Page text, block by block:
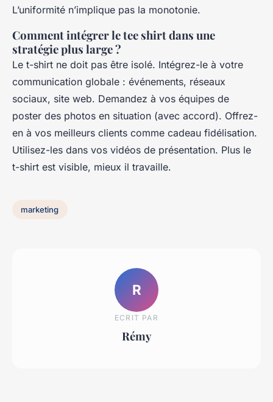
L’uniformité n’implique pas la monotonie.
Comment intégrer le tee shirt dans une
stratégie plus large ?
Le t-shirt ne doit pas être isolé. Intégrez-le à votre
communication globale : événements, réseaux
sociaux, site web. Demandez à vos équipes de
poster des photos en situation (avec accord). Offrez-
en à vos meilleurs clients comme cadeau fidélisation.
Utilisez-les dans vos vidéos de présentation. Plus le
t-shirt est visible, mieux il travaille.
marketing
R
ECRIT PAR
Rémy